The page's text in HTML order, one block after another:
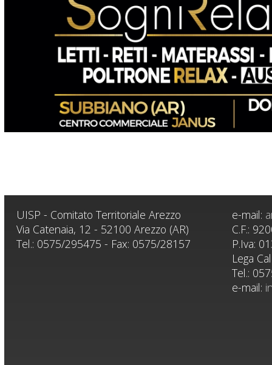
UISP - Comitato Territoriale Arezzo
Via Catenaia, 12 - 52100 Arezzo (AR)
Tel.: 0575/295475 - Fax: 0575/28157
e-mail:
C.F.:
P.Iva:
Lega
Tel.:
e-mail: